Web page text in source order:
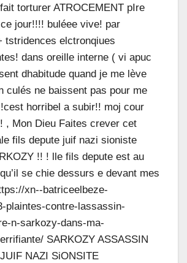
torturer ATROCEMENT pIre
ce jour!!!! buléee vive! par
tstridences elctronqiues
dans oreille interne ( vi apuc
dhabitude quand je me lève
culés ne baissent pas pour me
horribel a subir!! moj cour
, Mon Dieu Faites crever cet
fils depute juif nazi sioniste
!! ! lle fils depute est au
se chie dessurs e devant mes
xn--batriceelbeze-
plaintes-contre-lassassin-
n-sarkozy-dans-ma-
SARKOZY ASSASSIN
NAZI SiONSITE